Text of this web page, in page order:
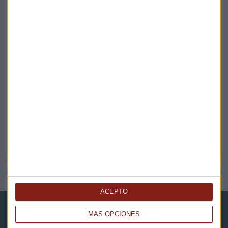
MÁS OPCIONES
ACEPTO
NOTICIAS RELACIONADAS